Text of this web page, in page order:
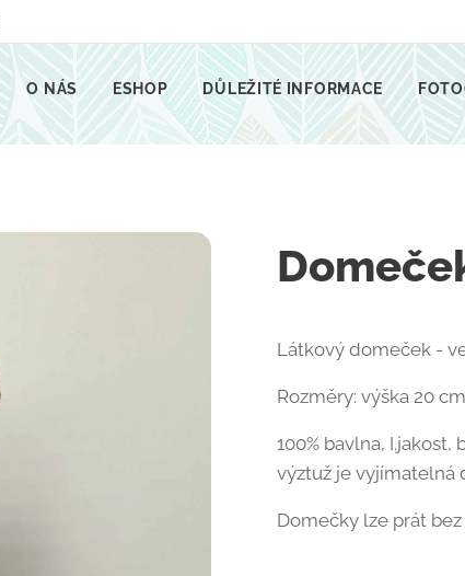
O NÁS ESHOP DŮLEŽITÉ INFORMACE
Látkový domeček -
Rozměry: výška 20
100% bavlna,
výztuž je vyjímatelná
Domečky lze prát